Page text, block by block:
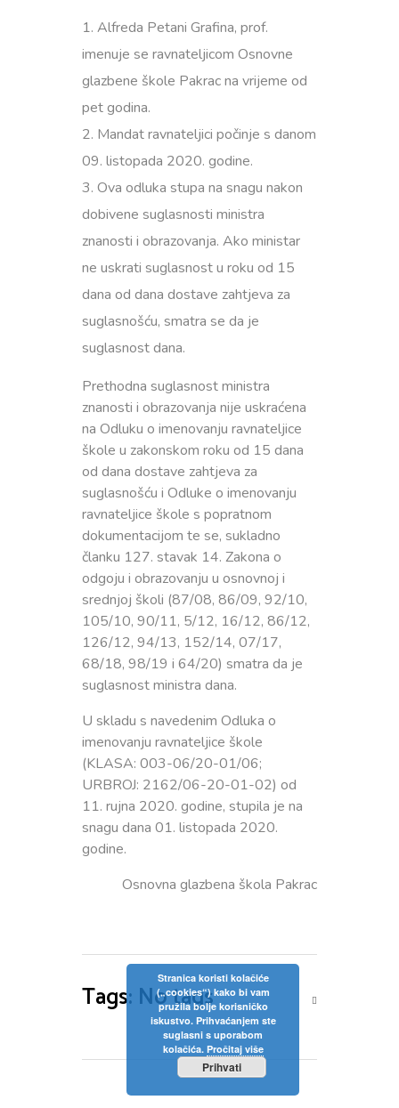
Alfreda Petani Grafina, prof.
imenuje se ravnateljicom Osnovne
glazbene škole Pakrac na vrijeme od
pet godina.
Mandat ravnateljici počinje s danom
09. listopada 2020. godine.
Ova odluka stupa na snagu nakon
dobivene suglasnosti ministra
znanosti i obrazovanja. Ako ministar
ne uskrati suglasnost u roku od 15
dana od dana dostave zahtjeva za
suglasnošću, smatra se da je
suglasnost dana.
Prethodna suglasnost ministra
znanosti i obrazovanja nije uskraćena
na Odluku o imenovanju ravnateljice
škole u zakonskom roku od 15 dana
od dana dostave zahtjeva za
suglasnošću i Odluke o imenovanju
ravnateljice škole s popratnom
dokumentacijom te se, sukladno
članku 127. stavak 14. Zakona o
odgoju i obrazovanju u osnovnoj i
srednjoj školi (87/08, 86/09, 92/10,
105/10, 90/11, 5/12, 16/12, 86/12,
126/12, 94/13, 152/14, 07/17,
68/18, 98/19 i 64/20) smatra da je
suglasnost ministra dana.
U skladu s navedenim Odluka o
imenovanju ravnateljice škole
(KLASA: 003-06/20-01/06;
URBROJ: 2162/06-20-01-02) od
11. rujna 2020. godine, stupila je na
snagu dana 01. listopada 2020.
godine.
Osnovna glazbena škola Pakrac
Tags: No tags
Stranica koristi kolačiće
(„cookies“) kako bi vam
pružila bolje korisničko
iskustvo. Prihvaćanjem ste
suglasni s uporabom
kolačića. Pročitaj više
Prihvati